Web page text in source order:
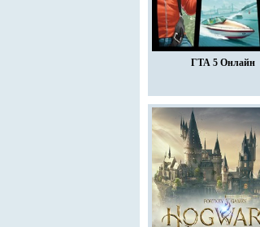
ГТА 5 Онлайн